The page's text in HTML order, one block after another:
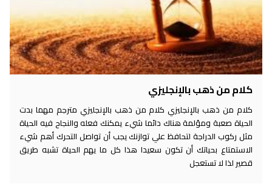
كلام من ذهب بالإنجليزي
كلام من ذهب بالإنجليزي كلام من ذهب بالإنجليزي مترجم مهما بدت
الحياة صعبة ومؤلمة هناك دائما شيء يمكنك فعله والنجاح فيه الحياة
مثل ركوب الدراجة لتحافظ علي توازنك يجب أن تواصل التحرك أهم شيء
الاستمتاع بحياتك أن تكون سعيدا هذا كل ما يهم الحياة تشبه طريق
قصير لذا لا تستعجل